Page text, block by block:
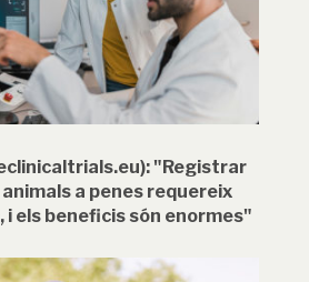
"Registrar
a penes requereix
els beneficis són enormes"